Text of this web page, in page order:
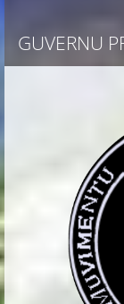
GUVERNU